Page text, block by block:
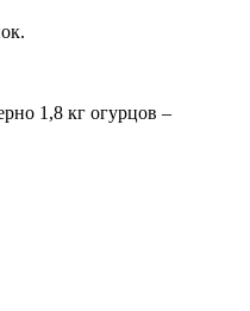
1,8 кг огурцов –